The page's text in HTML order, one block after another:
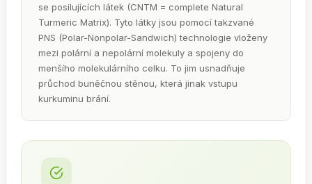
se posilujících látek (CNTM = complete Natural
Turmeric Matrix). Tyto látky jsou pomocí takzvané
PNS (Polar-Nonpolar-Sandwich) technologie vloženy
mezi polární a nepolární molekuly a spojeny do
menšího molekulárního celku. To jim usnadňuje
průchod buněčnou stěnou, která jinak vstupu
kurkuminu brání.